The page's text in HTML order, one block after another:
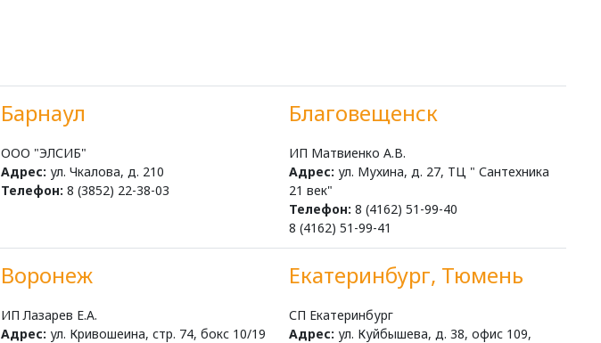
Барнаул
ООО "ЭЛСИБ"
Адрес: ул. Чкалова, д. 210
Телефон: 8 (3852) 22-38-03
Благовещенск
ИП Матвиенко А.В.
Адрес: ул. Мухина, д. 27, ТЦ " Сантехника
21 век"
Телефон: 8 (4162) 51-99-40
8 (4162) 51-99-41
Воронеж
ИП Лазарев Е.А.
Адрес: ул. Кривошеина, стр. 74, бокс 10/19
Екатеринбург, Тюмень
СП Екатеринбург
Адрес: ул. Куйбышева, д. 38, офис 109,